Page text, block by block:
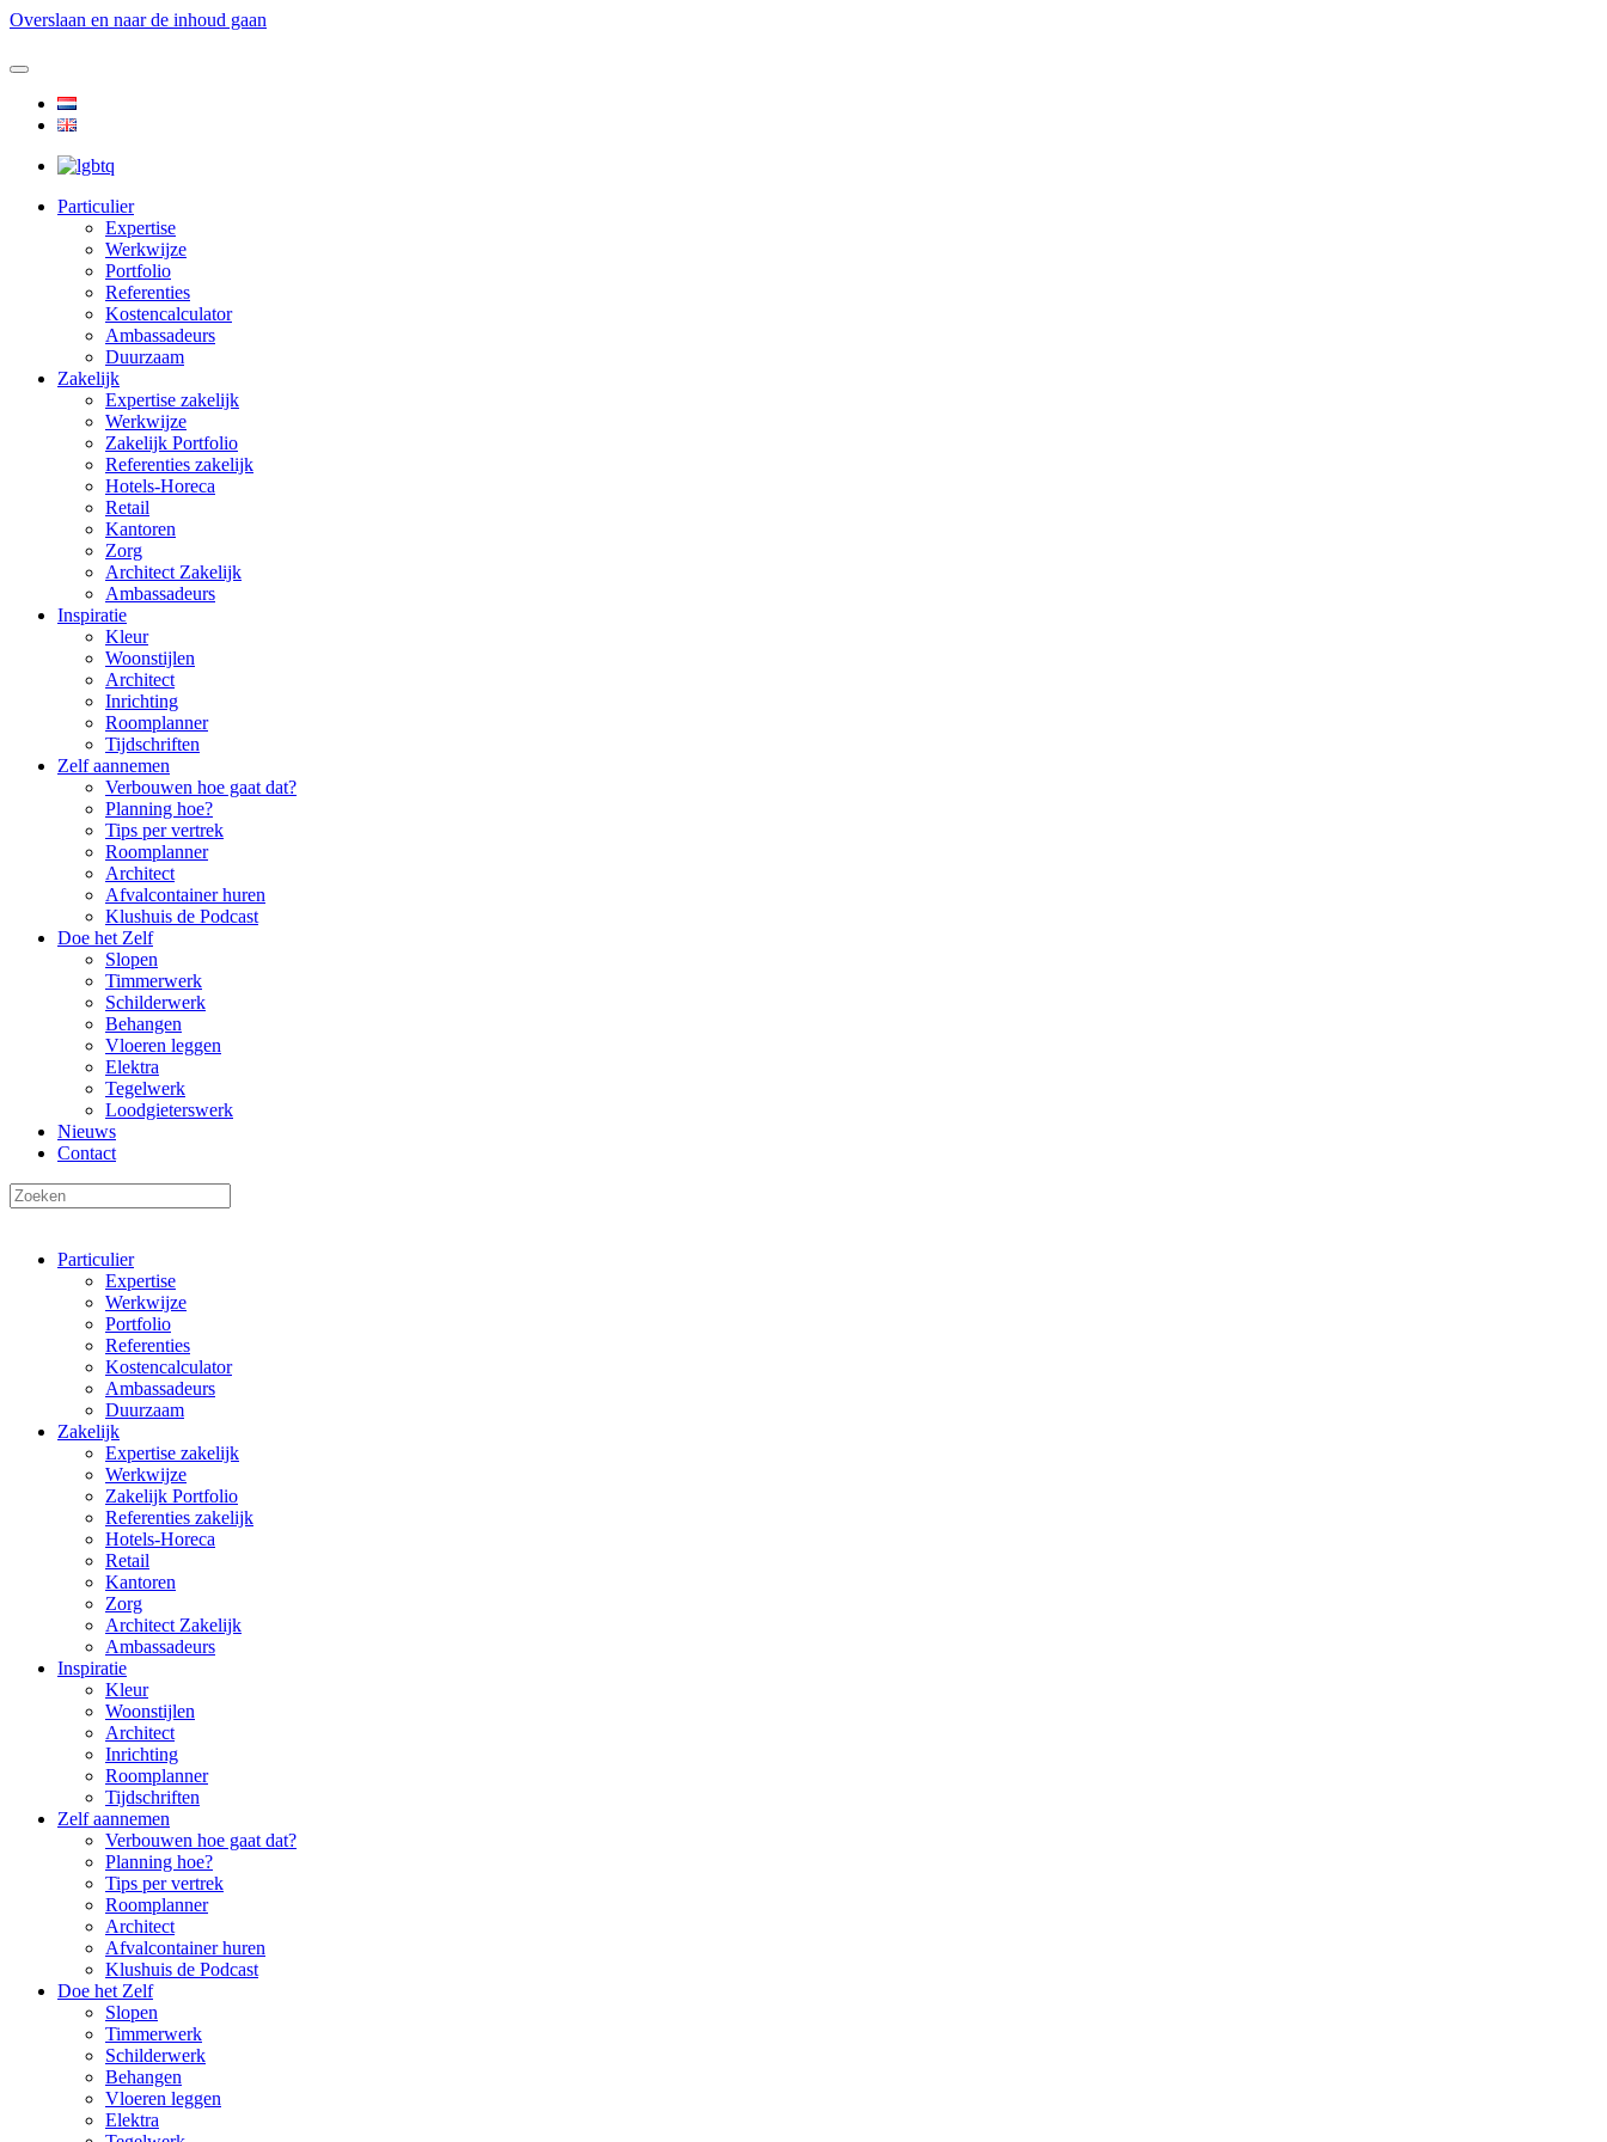
Overslaan en naar de inhoud gaan
Particulier
Expertise
Werkwijze
Portfolio
Referenties
Kostencalculator
Ambassadeurs
Duurzaam
Zakelijk
Expertise zakelijk
Werkwijze
Zakelijk Portfolio
Referenties zakelijk
Hotels-Horeca
Retail
Kantoren
Zorg
Architect Zakelijk
Ambassadeurs
Inspiratie
Kleur
Woonstijlen
Architect
Inrichting
Roomplanner
Tijdschriften
Zelf aannemen
Verbouwen hoe gaat dat?
Planning hoe?
Tips per vertrek
Roomplanner
Architect
Afvalcontainer huren
Klushuis de Podcast
Doe het Zelf
Slopen
Timmerwerk
Schilderwerk
Behangen
Vloeren leggen
Elektra
Tegelwerk
Loodgieterswerk
Nieuws
Contact
Particulier
Expertise
Werkwijze
Portfolio
Referenties
Kostencalculator
Ambassadeurs
Duurzaam
Zakelijk
Expertise zakelijk
Werkwijze
Zakelijk Portfolio
Referenties zakelijk
Hotels-Horeca
Retail
Kantoren
Zorg
Architect Zakelijk
Ambassadeurs
Inspiratie
Kleur
Woonstijlen
Architect
Inrichting
Roomplanner
Tijdschriften
Zelf aannemen
Verbouwen hoe gaat dat?
Planning hoe?
Tips per vertrek
Roomplanner
Architect
Afvalcontainer huren
Klushuis de Podcast
Doe het Zelf
Slopen
Timmerwerk
Schilderwerk
Behangen
Vloeren leggen
Elektra